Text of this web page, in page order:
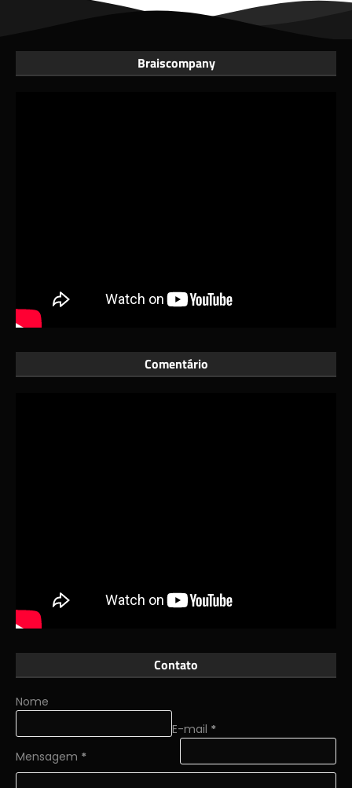
Braiscompany
Comentário
Contato
Nome
E-mail *
Mensagem *